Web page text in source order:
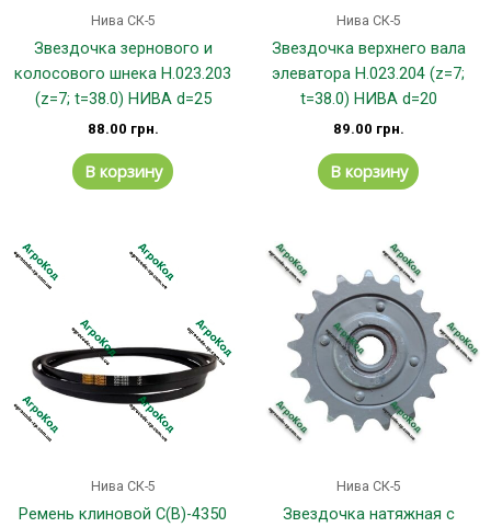
Нива СК-5
Звездочка зернового и
колосового шнека Н.023.203
(z=7; t=38.0) НИВА d=25
88.00 грн.
В корзину
Нива СК-5
Звездочка верхнего вала
элеватора H.023.204 (z=7;
t=38.0) НИВА d=20
89.00 грн.
В корзину
Нива СК-5
Ремень клиновой С(В)-4350
несколько
вариаций.
можно
выбрать
товара.
Нива СК-5
Звездочка натяжная с